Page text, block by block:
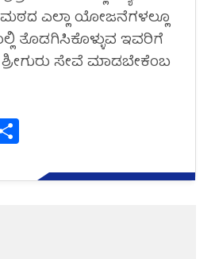
ಎಲ್ಲಾ ಯೋಜನೆಗಳಲ್ಲೂ
ತೊಡಗಿಸಿಕೊಳ್ಳುವ ಇವರಿಗೆ
ಸೇವೆ ಮಾಡಬೇಕೆಂಬ